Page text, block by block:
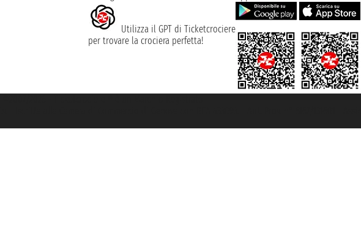
Utilizza il GPT di Ticketcrociere
per trovare la crociera perfetta!